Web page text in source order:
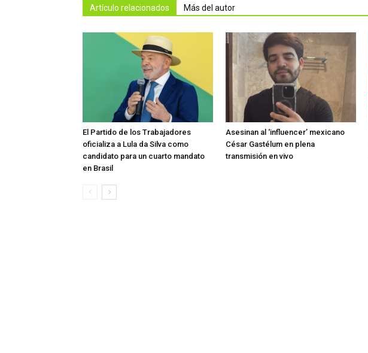
Artículo relacionados Más del autor
El Partido de los Trabajadores
oficializa a Lula da Silva como
candidato para un cuarto mandato
en Brasil
Asesinan al ‘influencer’ mexicano
César Gastélum en plena
transmisión en vivo